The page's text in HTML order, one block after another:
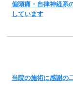
偏頭痛・自律神経系
しています
当院の施術に感謝の